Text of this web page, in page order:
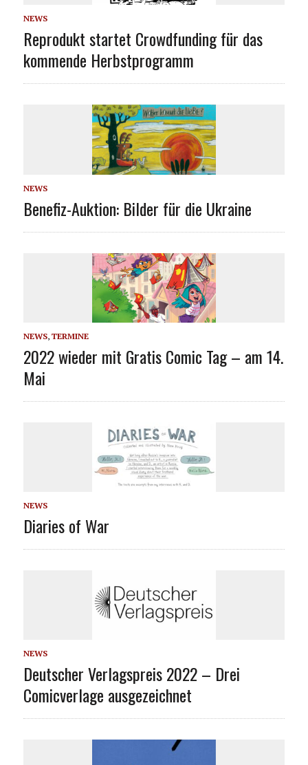
NEWS
Reprodukt startet Crowdfunding für das
kommende Herbstprogramm
NEWS
Benefiz-Auktion: Bilder für die Ukraine
NEWS, TERMINE
2022 wieder mit Gratis Comic Tag – am 14.
Mai
NEWS
Diaries of War
NEWS
Deutscher Verlagspreis 2022 – Drei
Comicverlage ausgezeichnet